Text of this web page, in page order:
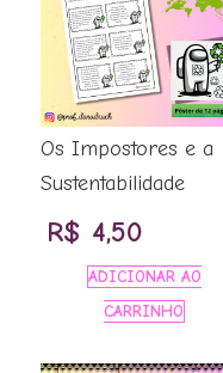
Os Impostores e a
Sustentabilidade
R$ 4,50
ADICIONAR AO
CARRINHO